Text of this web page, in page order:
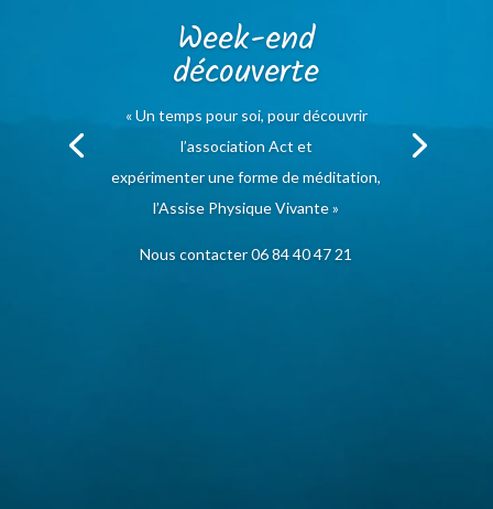
Week-end
découverte
« Un temps pour soi, pour découvrir
l’association Act et
expérimenter une forme de méditation,
l’Assise Physique Vivante »
Nous contacter 06 84 40 47 21